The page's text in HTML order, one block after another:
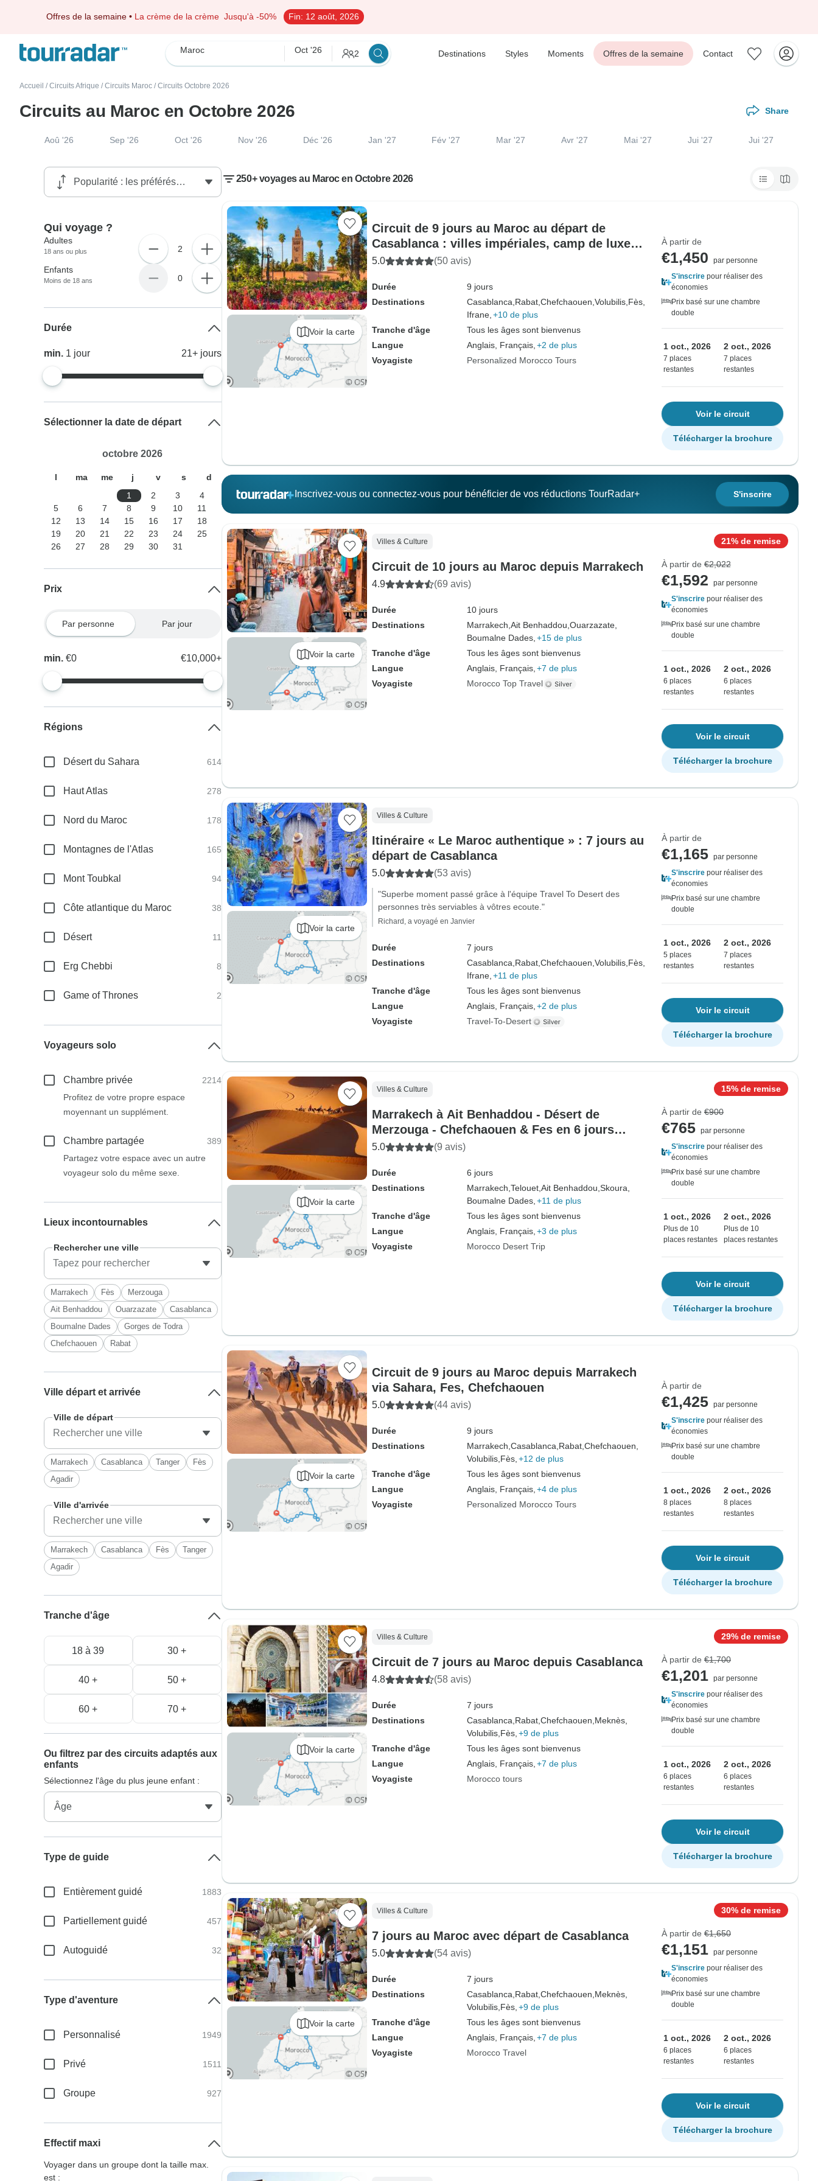
Offres de la semaine • La crème de la crème Jusqu'à -50% Fin: 12 août, 2026
Maroc Oct '26 2 Destinations Styles Moments Offres de la semaine Contact
Accueil / Circuits Afrique / Circuits Maroc / Circuits Octobre 2026
Circuits au Maroc en Octobre 2026 Share
Aoû '26 Sep '26 Oct '26 Nov '26 Déc '26 Jan '27 Fév '27 Mar '27 Avr '27 Mai '27 Jui '27 Jui '27
250+ voyages au Maroc en Octobre 2026
Voir la carte
Circuit de 9 jours au Maroc au départ de
Casablanca : villes impériales, camp de luxe
dans le désert et Maroc
5.0 (50 avis)
Durée
9 jours
Destinations
Casablanca, Rabat, Chefchaouen, Volubilis, Fès,
Ifrane, +10 de plus
Tranche d'âge
Tous les âges sont bienvenus
Langue
Anglais, Français, +2 de plus
Voyagiste
Personalized Morocco Tours
À partir de
€1,450
par personne
S'inscrire pour réaliser des
économies
Prix basé sur une chambre
double
1 oct., 2026
7 places
restantes
2 oct., 2026
7 places
restantes
Voir le circuit
Télécharger la brochure
Inscrivez-vous ou connectez-vous pour bénéficier de vos réductions TourRadar+ S'inscrire
Voir la carte
Villes & Culture
Circuit de 10 jours au Maroc depuis Marrakech
4.9 (69 avis)
Durée
10 jours
Destinations
Marrakech, Ait Benhaddou, Ouarzazate,
Boumalne Dades, +15 de plus
Tranche d'âge
Tous les âges sont bienvenus
Langue
Anglais, Français, +7 de plus
Voyagiste
Morocco Top Travel
21% de remise
À partir de €2,022
€1,592
par personne
S'inscrire pour réaliser des
économies
Prix basé sur une chambre
double
1 oct., 2026
6 places
restantes
2 oct., 2026
6 places
restantes
Voir le circuit
Télécharger la brochure
Voir la carte
Villes & Culture
Itinéraire « Le Maroc authentique » : 7 jours au
départ de Casablanca
5.0 (53 avis)
"Superbe moment passé grâce à l'équipe Travel To Desert des
personnes très serviables à vôtres ecoute."
Richard, a voyagé en Janvier
Durée
7 jours
Destinations
Casablanca, Rabat, Chefchaouen, Volubilis, Fès,
Ifrane, +11 de plus
Tranche d'âge
Tous les âges sont bienvenus
Langue
Anglais, Français, +2 de plus
Voyagiste
Travel-To-Desert
À partir de
€1,165 par personne
S'inscrire pour réaliser des
économies
Prix basé sur une chambre
double
1 oct., 2026
5 places
restantes
2 oct., 2026
7 places
restantes
Voir le circuit
Télécharger la brochure
Voir la carte
Villes & Culture
Marrakech à Ait Benhaddou - Désert de
Merzouga - Chefchaouen & Fes en 6 jours
Circuit privé
5.0 (9 avis)
Durée
6 jours
Destinations
Marrakech, Telouet, Ait Benhaddou, Skoura,
Boumalne Dades, +11 de plus
Tranche d'âge
Tous les âges sont bienvenus
Langue
Anglais, Français, +3 de plus
Voyagiste
Morocco Desert Trip
15% de remise
À partir de €900
€765 par personne
S'inscrire pour réaliser des
économies
Prix basé sur une chambre
double
1 oct., 2026
Plus de 10
places restantes
2 oct., 2026
Plus de 10
places restantes
Voir le circuit
Télécharger la brochure
Voir la carte
Circuit de 9 jours au Maroc depuis Marrakech
via Sahara, Fes, Chefchaouen
5.0 (44 avis)
Durée
9 jours
Destinations
Marrakech, Casablanca, Rabat, Chefchaouen,
Volubilis, Fès, +12 de plus
Tranche d'âge
Tous les âges sont bienvenus
Langue
Anglais, Français, +4 de plus
Voyagiste
Personalized Morocco Tours
À partir de
€1,425 par personne
S'inscrire pour réaliser des
économies
Prix basé sur une chambre
double
1 oct., 2026
8 places
restantes
2 oct., 2026
8 places
restantes
Voir le circuit
Télécharger la brochure
Voir la carte
Villes & Culture
Circuit de 7 jours au Maroc depuis Casablanca
4.8 (58 avis)
Durée
7 jours
Destinations
Casablanca, Rabat, Chefchaouen, Meknès,
Volubilis, Fès, +9 de plus
Tranche d'âge
Tous les âges sont bienvenus
Langue
Anglais, Français, +7 de plus
Voyagiste
Morocco tours
29% de remise
À partir de €1,700
€1,201 par personne
S'inscrire pour réaliser des
économies
Prix basé sur une chambre
double
1 oct., 2026
6 places
restantes
2 oct., 2026
6 places
restantes
Voir le circuit
Télécharger la brochure
Voir la carte
Villes & Culture
7 jours au Maroc avec départ de Casablanca
5.0 (54 avis)
Durée
7 jours
Destinations
Casablanca, Rabat, Chefchaouen, Meknès,
Volubilis, Fès, +9 de plus
Tranche d'âge
Tous les âges sont bienvenus
Langue
Anglais, Français, +7 de plus
Voyagiste
Morocco Travel
30% de remise
À partir de €1,650
€1,151 par personne
S'inscrire pour réaliser des
économies
Prix basé sur une chambre
double
1 oct., 2026
6 places
restantes
2 oct., 2026
6 places
restantes
Voir le circuit
Télécharger la brochure
Qui voyage ?
Adultes
18 ans ou plus 2
Enfants
Moins de 18 ans 0
Durée
min. 1 jour 21+ jours
Sélectionner la date de départ
octobre 2026
l ma me j v s
d
1
2 3
4
5
6 7 8 9 10
11
12
13 14 15 16 17
18
19
20 21 22 23 24
25
26
27 28 29 30 31
Prix
Par personne Par jour
min.€0 €10,000+
Régions
Désert du Sahara 614
Haut Atlas 278
Nord du Maroc 178
Montagnes de l'Atlas 165
Mont Toubkal 94
Côte atlantique du Maroc 38
Désert 11
Erg Chebbi 8
Game of Thrones 2
Voyageurs solo
Chambre privée
2214
Profitez de votre propre espace
moyennant un supplément.
Chambre partagée
389
Partagez votre espace avec un autre
voyageur solo du même sexe.
Lieux incontournables
Rechercher une ville
Marrakech Fès
Merzouga
Ait Benhaddou
Ouarzazate
Casablanca
Boumalne Dades
Gorges de Todra
Chefchaouen
Rabat
Ville départ et arrivée
Ville de départ
Marrakech Casablanca Tanger
Fès
Agadir
Ville d'arrivée
Marrakech Casablanca Fès
Tanger
Agadir
Tranche d'âge
18 à 39 30 +
40 + 50 +
60 + 70 +
Ou filtrez par des circuits adaptés aux
enfants
Sélectionnez l'âge du plus jeune enfant :
Type de guide
Entièrement guidé 1883
Partiellement guidé 457
Autoguidé 32
Type d'aventure
Personnalisé 1949
Privé 1511
Groupe 927
Effectif maxi
Voyager dans un groupe dont la taille max.
est :